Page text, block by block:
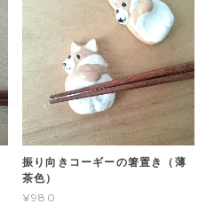
振り向きコーギーの箸置き（薄
茶色）
¥980